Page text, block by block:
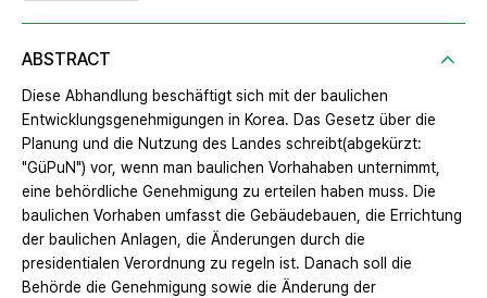
ABSTRACT
Diese Abhandlung beschäftigt sich mit der baulichen
Entwicklungsgenehmigungen in Korea. Das Gesetz über die
Planung und die Nutzung des Landes schreibt(abgekürzt:
"GüPuN") vor, wenn man baulichen Vorhahaben unternimmt,
eine behördliche Genehmigung zu erteilen haben muss. Die
baulichen Vorhaben umfasst die Gebäudebauen, die Errichtung
der baulichen Anlagen, die Änderungen durch die
presidentialen Verordnung zu regeln ist. Danach soll die
Behörde die Genehmigung sowie die Änderung der